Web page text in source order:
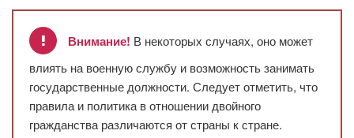
Внимание! В некоторых случаях, оно может
влиять на военную службу и возможность занимать
государственные должности. Следует отметить, что
правила и политика в отношении двойного
гражданства различаются от страны к стране.